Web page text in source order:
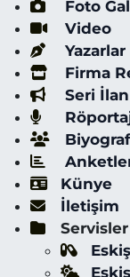
Foto
Video
Yazarlar
Firma
Seri İlan
Künye
İletişim
Servisler